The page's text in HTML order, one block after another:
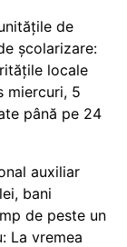
de
școlarizare:
locale
miercuri, 5
până pe 24
auxiliar
bani
de peste un
La vremea